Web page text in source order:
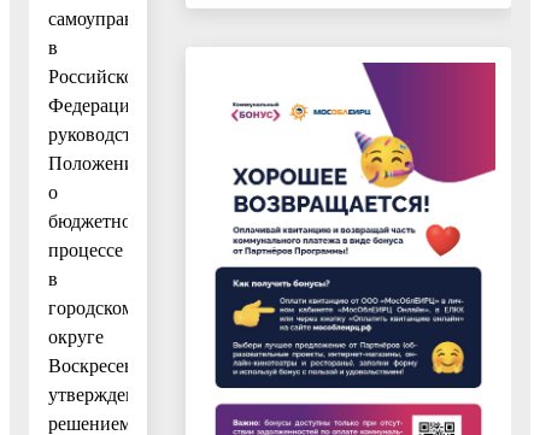
самоуправления
в
Российской
Федерации»,
руководствуясь
Положением
о
бюджетном
процессе
в
городском
округе
Воскресенск,
утвержденным
решением